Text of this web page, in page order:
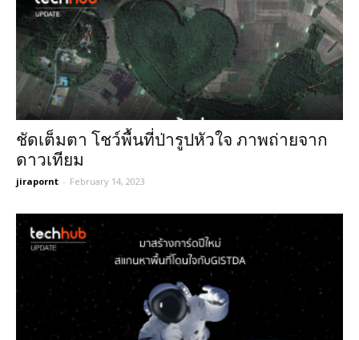
ชัดเต็มตา โชว์พื้นที่ป่ารูปหัวใจ ภาพถ่ายจาก
ดาวเทียม
jirapornt - February 14, 2023